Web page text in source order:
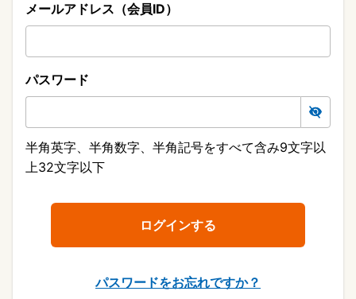
メールアドレス（会員ID）
パスワード
半角英字、半角数字、半角記号をすべて含み9文字以
上32文字以下
パスワードをお忘れですか？